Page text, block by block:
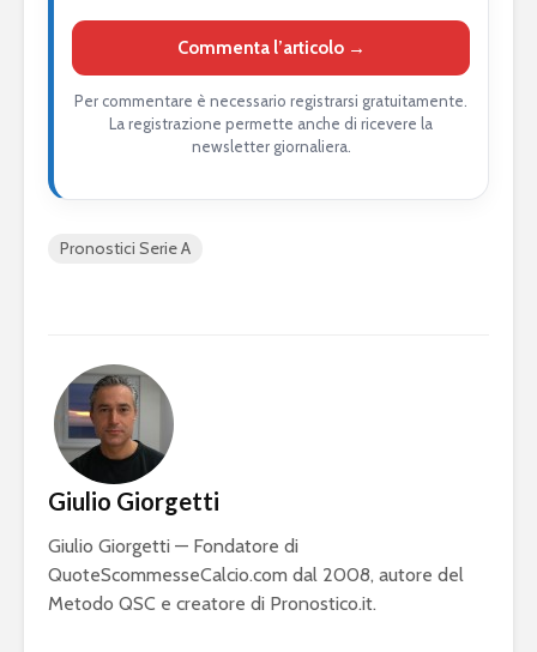
Commenta l’articolo →
Per commentare è necessario registrarsi gratuitamente.
La registrazione permette anche di ricevere la
newsletter giornaliera.
Pronostici Serie A
Giulio Giorgetti
Giulio Giorgetti — Fondatore di
QuoteScommesseCalcio.com dal 2008, autore del
Metodo QSC e creatore di Pronostico.it.